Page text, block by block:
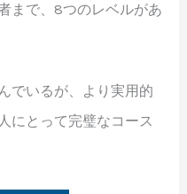
まで、8つのレベルがあ
でいるが、より実用的
にとって完璧なコース